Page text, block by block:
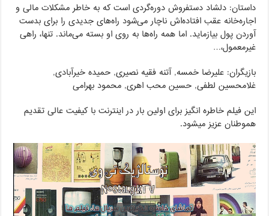
داستان: دلشاد دستفروش دوره‌گردی است که به خاطر مشکلات مالی و
اجاره‌خانه عقب افتاده‌اش ناچار می‌شود راه‌های جدیدی را برای بدست
آوردن پول بیازماید. اما همه راه‌ها به روی او بسته می‌ماند. تنها، راهی
غیرمعمول،…
بازیگران: علیرضا خمسه, آتنه فقیه نصیری, حمیده خیرآبادی,
غلامحسین لطفی, حسین محب اهری, محمود بهرامی
این فیلم خاطره انگیز برای اولین بار در اینترنت با کیفیت عالی تقدیم
هموطنان عزیز میشود.